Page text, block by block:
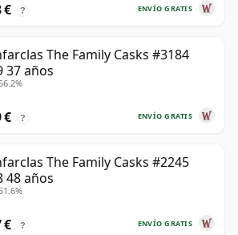
ENVÍO GRATIS
€ ?
The Family Casks #3184
37 años
ENVÍO GRATIS
€ ?
The Family Casks #2245
48 años
ENVÍO GRATIS
€ ?